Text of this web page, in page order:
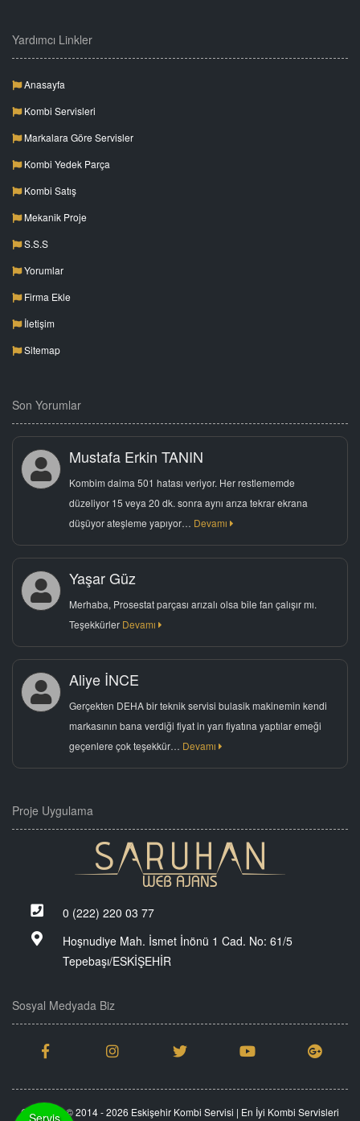
Servis
Yardımcı Linkler
Anasayfa
Kombi Servisleri
Markalara Göre Servisler
Kombi Yedek Parça
Kombi Satış
Mekanik Proje
S.S.S
Yorumlar
Firma Ekle
İletişim
Sitemap
Son Yorumlar
Mustafa Erkin TANIN
Kombim daima 501 hatası veriyor. Her restlememde
düzeliyor 15 veya 20 dk. sonra aynı arıza tekrar ekrana
düşüyor ateşleme yapıyor… Devamı
Yaşar Güz
Merhaba, Prosestat parçası arızalı olsa bile fan çalışır mı.
Teşekkürler Devamı
Aliye İNCE
Gerçekten DEHA bir teknik servisi bulasik makinemin kendi
markasının bana verdiği fiyat in yarı fiyatına yaptılar emeği
geçenlere çok teşekkür… Devamı
Proje Uygulama
0 (222) 220 03 77
Hoşnudiye Mah. İsmet İnönü 1 Cad. No: 61/5
Tepebaşı/ESKİŞEHİR
Sosyal Medyada Biz
Copyright © 2014 - 2026 Eskişehir Kombi Servisi | En İyi Kombi Servisleri